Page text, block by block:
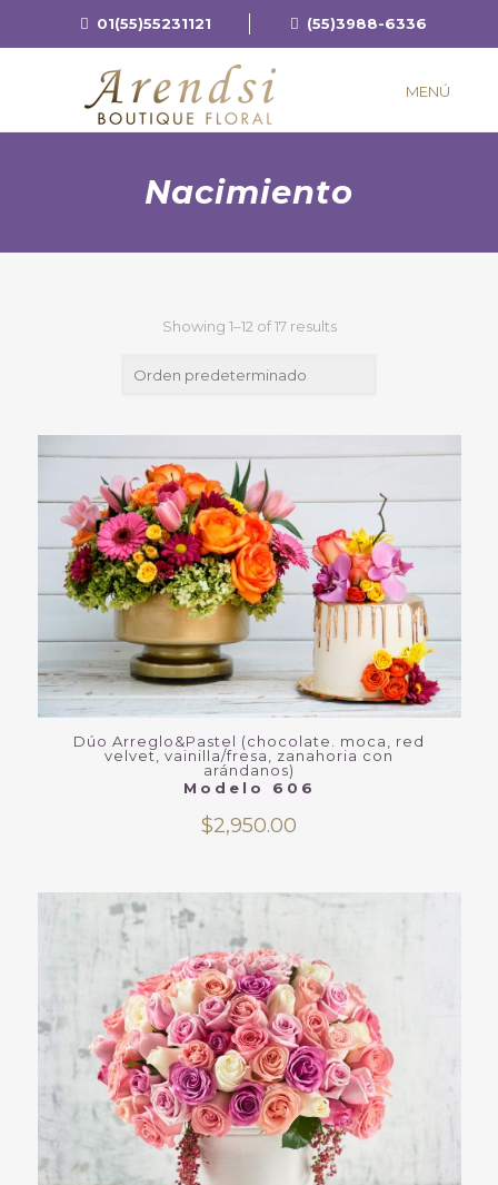
01(55)55231121 (55)3988-6336
MENÚ
Nacimiento
Showing 1–12 of 17 results
Dúo Arreglo&Pastel (chocolate. moca, red
velvet, vainilla/fresa, zanahoria con
arándanos)
Modelo 606
$2,950.00